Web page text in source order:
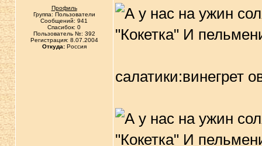
Профиль
Группа: Пользователи
Сообщений: 941
Спасибок: 0
Пользователь №: 392
Регистрация: 8.07.2004
Откуда:Россия
салатики:винегрет